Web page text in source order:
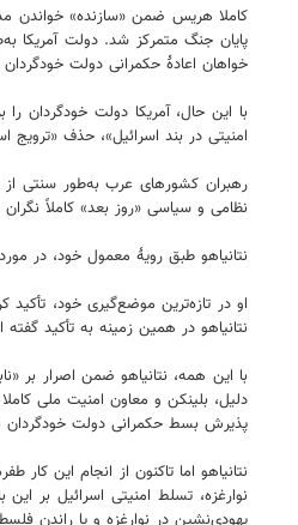
کاملا هریس ضمن «سازنده» خواندن
پایان جنگ متمرکز شد. دولت آمریکا
خواهان اعادۀ حکمرانی دولت
با این حال، آمریکا دولت خودگردان
امنیتی در بند اسرائیل»، حذف
رهبران کشورهای عرب به‌طور سنتی از
نظامی و سیاسی «روز بعد» کاملاً
نتانیاهو طبق رویۀ معمول خود، در
او در تازه‌ترین موضع‌گیری خود،
نتانیاهو در همین زمینه به تأکید
دلیل، بلینکن و معاون امنیت ملی
پذیرش بسط حکمرانی دولت خودگردان
نتانیاهو اما تاکنون از انجام این
نوارغزه، تسلط امنیتی اسرائیل بر
یهودی‌نشین در نوارغزه و یا راندن